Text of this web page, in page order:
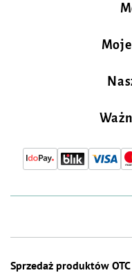
Sprzedaż produktów OTC